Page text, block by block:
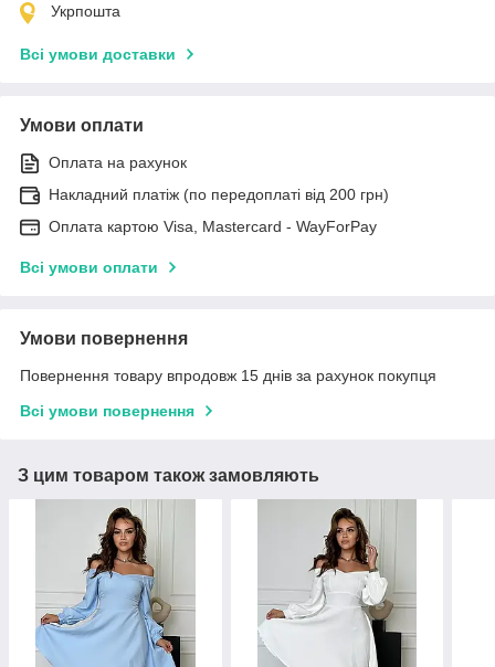
Укрпошта
Всі умови доставки
Умови оплати
Оплата на рахунок
Накладний платіж (по передоплаті від 200 грн)
Оплата картою Visa, Mastercard - WayForPay
Всі умови оплати
Умови повернення
Повернення товару впродовж 15 днів за рахунок покупця
Всі умови повернення
З цим товаром також замовляють